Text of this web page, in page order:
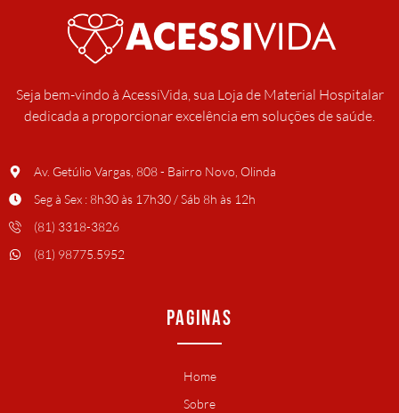
Seja bem-vindo à AcessiVida, sua Loja de Material Hospitalar
dedicada a proporcionar excelência em soluções de saúde.
Av. Getúlio Vargas, 808 - Bairro Novo, Olinda
Seg à Sex : 8h30 às 17h30 / Sáb 8h às 12h
(81) 3318-3826
(81) 98775.5952
PAGINAS
Home
Sobre